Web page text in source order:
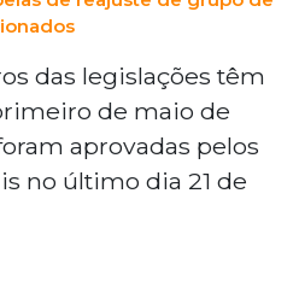
das legislações têm
de maio de
aprovadas pelos
no último dia 21 de